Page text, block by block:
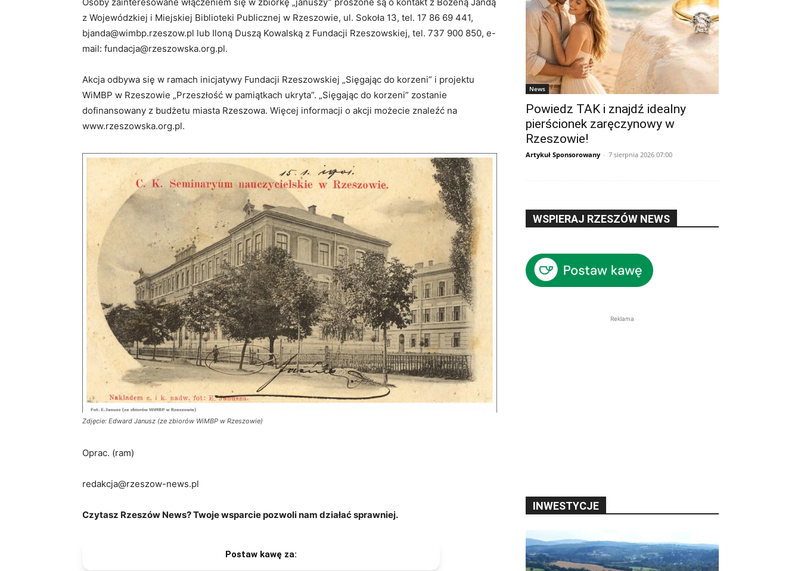
z Wojewódzkiej i Miejskiej Biblioteki Publicznej w Rzeszowie, ul. Sokoła 13, tel. 17 86 69 441,
bjanda@wimbp.rzeszow.pl lub Iloną Duszą Kowalską z Fundacji Rzeszowskiej, tel. 737 900 850, e-
mail: fundacja@rzeszowska.org.pl.
Akcja odbywa się w ramach inicjatywy Fundacji Rzeszowskiej „Sięgając do korzeni” i projektu
WiMBP w Rzeszowie „Przeszłość w pamiątkach ukryta”. „Sięgając do korzeni” zostanie
dofinansowany z budżetu miasta Rzeszowa. Więcej informacji o akcji możecie znaleźć na
www.rzeszowska.org.pl.
Zdjęcie: Edward Janusz (ze zbiorów WiMBP w Rzeszowie)
Oprac. (ram)
redakcja@rzeszow-news.pl
Czytasz Rzeszów News? Twoje wsparcie pozwoli nam działać sprawniej.
Postaw kawę za:
News
Powiedz TAK i znajdź idealny
pierścionek zaręczynowy w
Rzeszowie!
Artykuł Sponsorowany - 7 sierpnia 2026 07:00
WSPIERAJ RZESZÓW NEWS
Reklama
INWESTYCJE